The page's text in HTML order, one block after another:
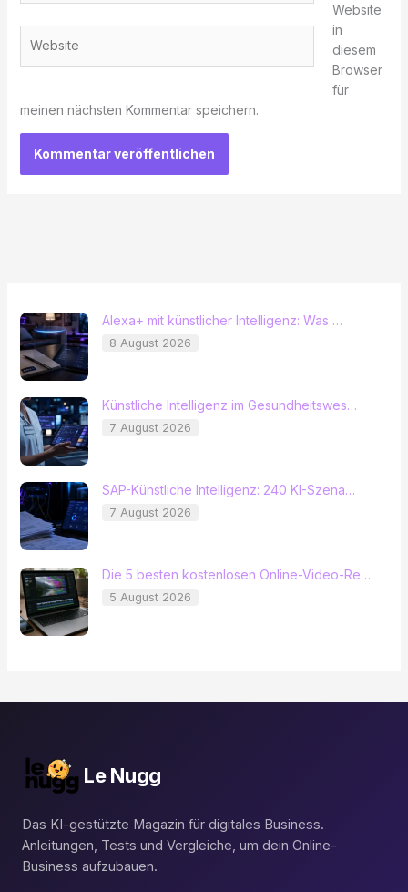
Website
in
diesem
Browser
für
meinen nächsten Kommentar speichern.
Alexa+ mit künstlicher Intelligenz: Was …
8 August 2026
Künstliche Intelligenz im Gesundheitswes…
7 August 2026
SAP-Künstliche Intelligenz: 240 KI-Szena…
7 August 2026
Die 5 besten kostenlosen Online-Video-Re…
5 August 2026
Le Nugg
Das KI-gestützte Magazin für digitales Business.
Anleitungen, Tests und Vergleiche, um dein Online-
Business aufzubauen.